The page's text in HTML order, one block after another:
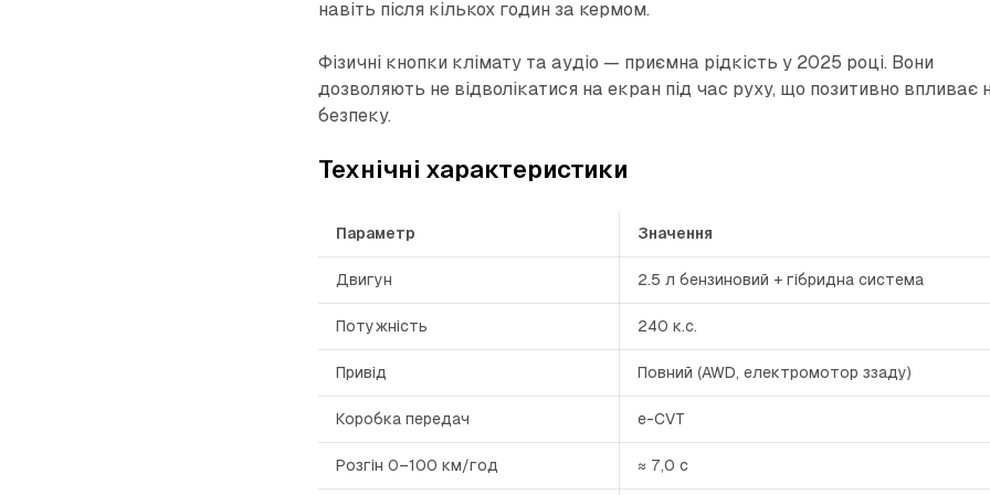
навіть після кількох годин за кермом.
Фізичні кнопки клімату та аудіо — приємна рідкість у 2025 році. Вони
дозволяють не відволікатися на екран під час руху, що позитивно впливає
безпеку.
Технічні характеристики
Параметр Значення
Двигун 2.5 л бензиновий + гібридна система
Потужність 240 к.с.
Привід Повний (AWD, електромотор ззаду)
Коробка передач e-CVT
Розгін 0–100 км/год ≈ 7,0 с